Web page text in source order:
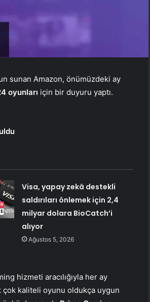
sunan Amazon, önümüzdeki ay
oyunları için bir duyuru yaptı.
Visa, yapay zekâ destekli
saldırıları önlemek için 2,4
milyar dolara BioCatch’i
alıyor
Ağustos 5, 2026
hizmeti aracılığıyla her ay
kaliteli oyunu oldukça uygun